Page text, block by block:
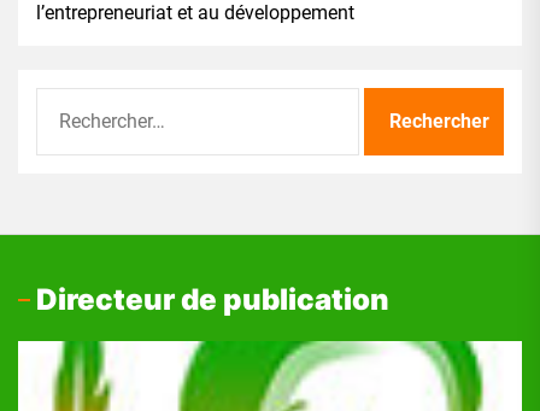
l’entrepreneuriat et au développement
Directeur de publication